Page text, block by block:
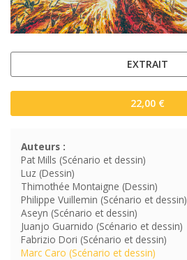
EXTRAIT
22,00 €
Auteurs :
Pat Mills (Scénario et dessin)
Luz (Dessin)
Thimothée Montaigne (Dessin)
Philippe Vuillemin (Scénario et dessin)
Aseyn (Scénario et dessin)
Juanjo Guarnido (Scénario et dessin)
Fabrizio Dori (Scénario et dessin)
Marc Caro (Scénario et dessin)